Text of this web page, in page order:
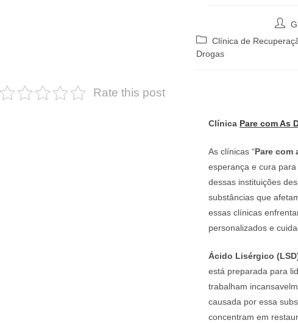
Autor
post:
Categoria
do
Clínica de
Drogas
Rate this post
Clínica Pare com As
As clínicas “Pare com
esperança e cura
dessas instituições
substâncias que
essas clínicas
personalizados e
Ácido Lisérgico
está preparada para
trabalham
causada por essa
concentram em